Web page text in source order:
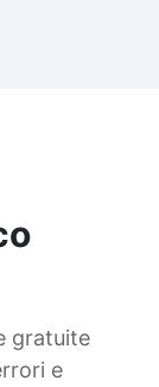
gratuite
e